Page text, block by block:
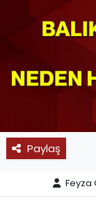
Paylaş
Feyza
SPOR
11:11